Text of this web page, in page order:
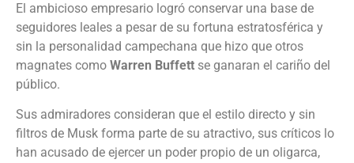
El ambicioso empresario logró conservar una base de
seguidores leales a pesar de su fortuna estratosférica y
sin la personalidad campechana que hizo que otros
magnates como Warren Buffett se ganaran el cariño del
público.
Sus admiradores consideran que el estilo directo y sin
filtros de Musk forma parte de su atractivo, sus críticos lo
han acusado de ejercer un poder propio de un oligarca,